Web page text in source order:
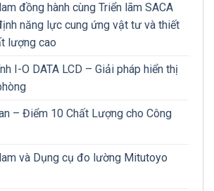
đồng hành cùng Triển lãm SACA
năng lực cung ứng vật tư và thiết
lượng cao
I-O DATA LCD – Giải pháp hiển thị
– Điểm 10 Chất Lượng cho Công
và Dụng cụ đo lường Mitutoyo